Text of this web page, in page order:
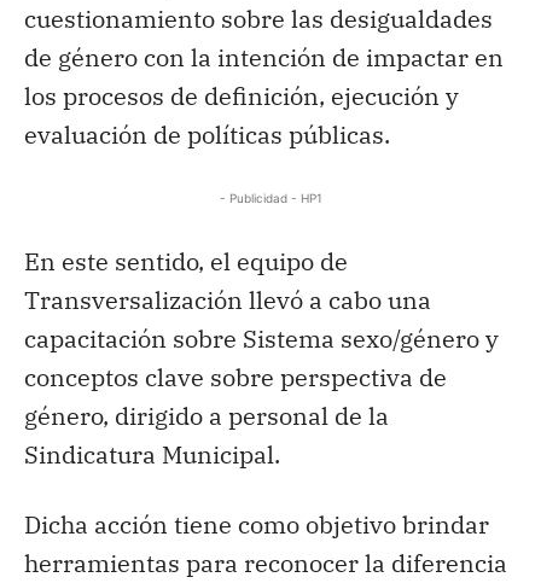
cuestionamiento sobre las desigualdades
de género con la intención de impactar en
los procesos de definición, ejecución y
evaluación de políticas públicas.
- Publicidad - HP1
En este sentido, el equipo de
Transversalización llevó a cabo una
capacitación sobre Sistema sexo/género y
conceptos clave sobre perspectiva de
género, dirigido a personal de la
Sindicatura Municipal.
Dicha acción tiene como objetivo brindar
herramientas para reconocer la diferencia